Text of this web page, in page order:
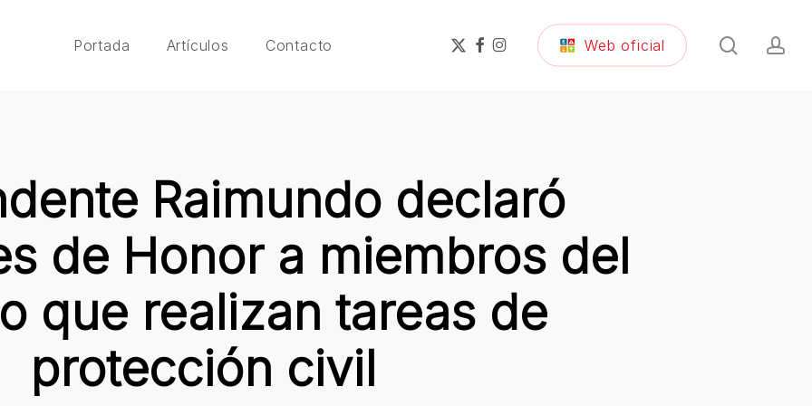
Portada Artículos Contacto
x-
twitter
facebook
instagram Web oficial search
Raimundo declaró
de Honor a miembros del
que realizan tareas de
protección civil